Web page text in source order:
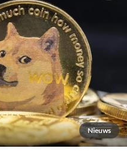
Nieuws